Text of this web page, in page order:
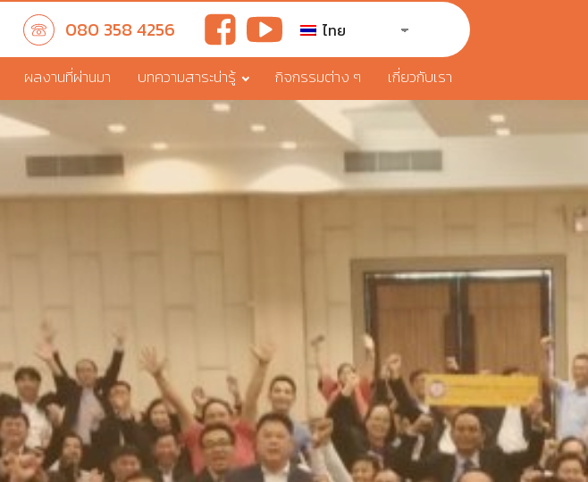
080 358 4256 ไทย
ผลงานที่ผ่านมา บทความสาระน่ารู้ กิจกรรมต่าง ๆ เกี่ยวกับเรา